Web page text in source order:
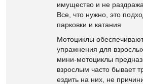
имущество и не
Все, что нужно, это
парковки и катания
Мотоциклы
упражнения для
мини-мотоциклы
взрослым часто бывает
ездить на них, не